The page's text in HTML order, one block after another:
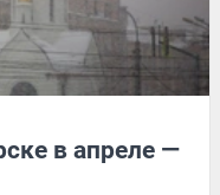
в апреле —